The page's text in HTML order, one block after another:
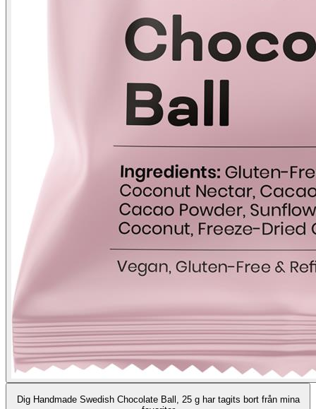
Dig Handmade Swedish Chocolate Ball, 25 g har tagits bort från mina